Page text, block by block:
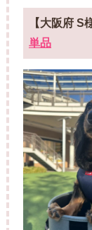
【大阪府 S
単品